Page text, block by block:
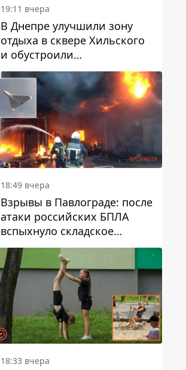
19:11 вчера
В Днепре улучшили зону
отдыха в сквере Хильского
и обустроили
искусственный газон
18:49 вчера
Взрывы в Павлограде: после
атаки российских БПЛА
вспыхнуло складское
здание предприятия
18:33 вчера